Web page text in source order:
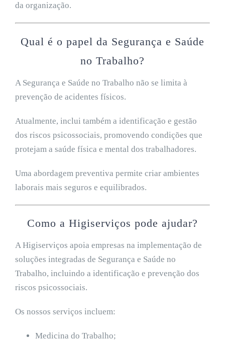
da organização.
Qual é o papel da Segurança e Saúde
no Trabalho?
A Segurança e Saúde no Trabalho não se limita à
prevenção de acidentes físicos.
Atualmente, inclui também a identificação e gestão
dos riscos psicossociais, promovendo condições que
protejam a saúde física e mental dos trabalhadores.
Uma abordagem preventiva permite criar ambientes
laborais mais seguros e equilibrados.
Como a Higiserviços pode ajudar?
A Higiserviços apoia empresas na implementação de
soluções integradas de Segurança e Saúde no
Trabalho, incluindo a identificação e prevenção dos
riscos psicossociais.
Os nossos serviços incluem:
Medicina do Trabalho;